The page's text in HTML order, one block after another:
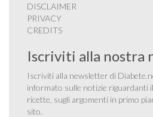
DISCLAIMER
PRIVACY
CREDITS
Iscriviti alla nostra
Iscriviti alla newsletter di
informato sulle notizie riguardanti
ricette, sugli argomenti in primo
sito.